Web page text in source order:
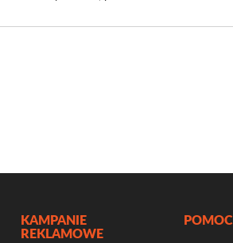
KAMPANIE
REKLAMOWE
POMOC